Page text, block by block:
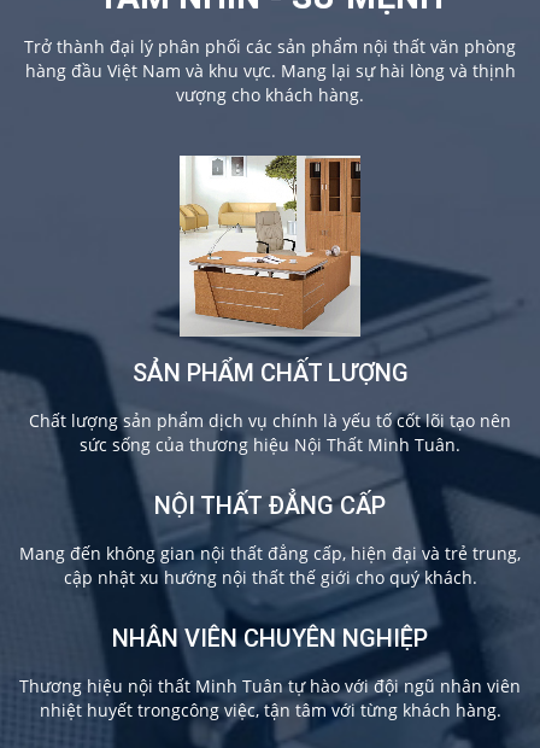
Trở thành đại lý phân phối các sản phẩm nội thất văn phòng
hàng đầu Việt Nam và khu vực. Mang lại sự hài lòng và thịnh
vượng cho khách hàng.
SẢN PHẨM CHẤT LƯỢNG
Chất lượng sản phẩm dịch vụ chính là yếu tố cốt lõi tạo nên
sức sống của thương hiệu Nội Thất Minh Tuân.
NỘI THẤT ĐẲNG CẤP
Mang đến không gian nội thất đẳng cấp, hiện đại và trẻ trung,
cập nhật xu hướng nội thất thế giới cho quý khách.
NHÂN VIÊN CHUYÊN NGHIỆP
Thương hiệu nội thất Minh Tuân tự hào với đội ngũ nhân viên
nhiệt huyết trongcông việc, tận tâm với từng khách hàng.